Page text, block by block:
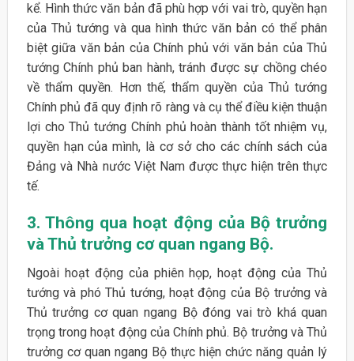
kể. Hình thức văn bản đã phù hợp với vai trò, quyền hạn
của Thủ tướng và qua hình thức văn bản có thể phân
biệt giữa văn bản của Chính phủ với văn bản của Thủ
tướng Chính phủ ban hành, tránh được sự chồng chéo
về thẩm quyền. Hơn thế, thẩm quyền của Thủ tướng
Chính phủ đã quy định rõ ràng và cụ thể điều kiện thuận
lợi cho Thủ tướng Chính phủ hoàn thành tốt nhiệm vụ,
quyền hạn của mình, là cơ sở cho các chính sách của
Đảng và Nhà nước Việt Nam được thực hiện trên thực
tế.
3. Thông qua hoạt động của Bộ trưởng
và Thủ trưởng cơ quan ngang Bộ.
Ngoài hoạt động của phiên họp, hoạt động của Thủ
tướng và phó Thủ tướng, hoạt động của Bộ trưởng và
Thủ trưởng cơ quan ngang Bộ đóng vai trò khá quan
trọng trong hoạt động của Chính phủ. Bộ trưởng và Thủ
trưởng cơ quan ngang Bộ thực hiện chức năng quản lý